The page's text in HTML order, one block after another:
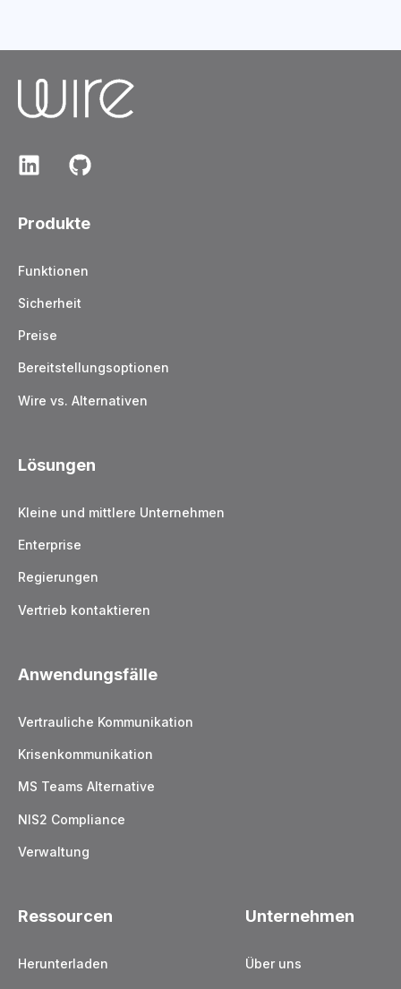
Produkte
Funktionen
Sicherheit
Preise
Bereitstellungsoptionen
Wire vs. Alternativen
Lösungen
Kleine und mittlere Unternehmen
Enterprise
Regierungen
Vertrieb kontaktieren
Anwendungsfälle
Vertrauliche Kommunikation
Krisenkommunikation
MS Teams Alternative
NIS2 Compliance
Verwaltung
Ressourcen
Herunterladen
Unternehmen
Über uns